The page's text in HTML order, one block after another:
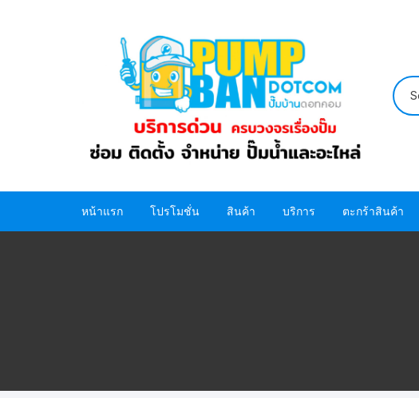
หน้าแรก โปรโมชั่น สินค้า บริการ ตะกร้าสินค้า